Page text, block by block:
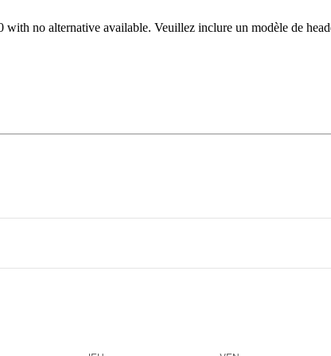
with no alternative available. Veuillez inclure un modèle de